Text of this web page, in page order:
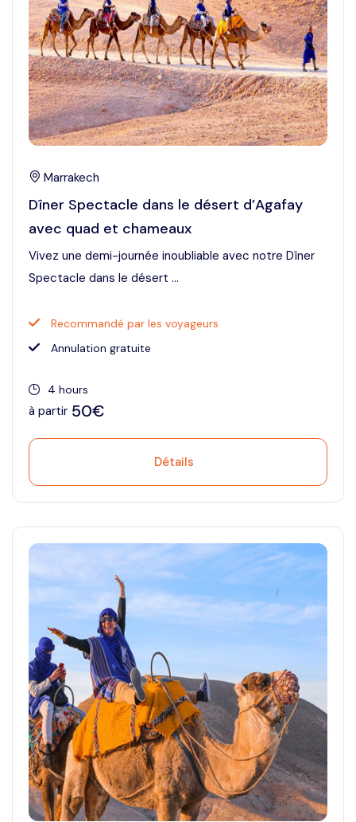
Marrakech
Dîner Spectacle dans le désert d’Agafay
avec quad et chameaux
Vivez une demi-journée inoubliable avec notre Dîner
Spectacle dans le désert ...
Recommandé par les voyageurs
Annulation gratuite
4 hours
à partir 50€
Détails